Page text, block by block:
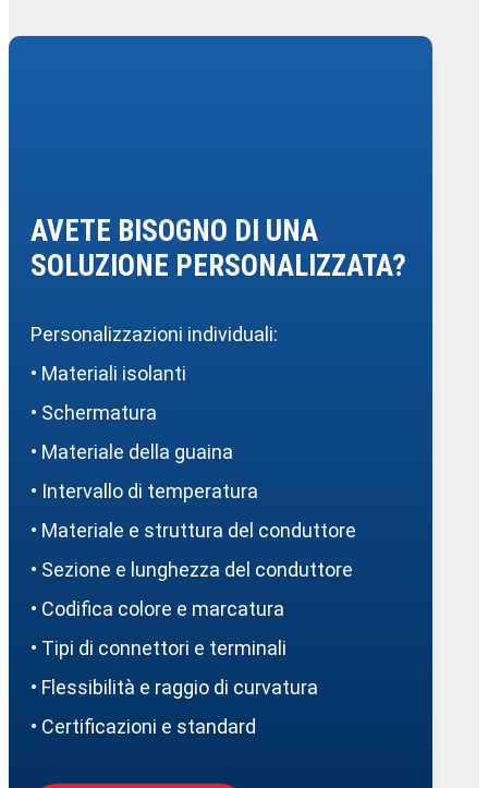
AVETE BISOGNO DI UNA
SOLUZIONE PERSONALIZZATA?
Personalizzazioni individuali:
• Materiali isolanti
• Schermatura
• Materiale della guaina
• Intervallo di temperatura
• Materiale e struttura del conduttore
• Sezione e lunghezza del conduttore
• Codifica colore e marcatura
• Tipi di connettori e terminali
• Flessibilità e raggio di curvatura
• Certificazioni e standard